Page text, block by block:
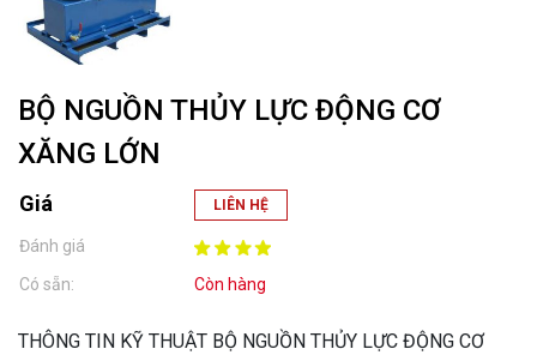
BỘ NGUỒN THỦY LỰC ĐỘNG CƠ
XĂNG LỚN
Giá LIÊN HỆ
Đánh giá
Có sẵn:
Còn hàng
THÔNG TIN KỸ THUẬT BỘ NGUỒN THỦY LỰC ĐỘNG CƠ